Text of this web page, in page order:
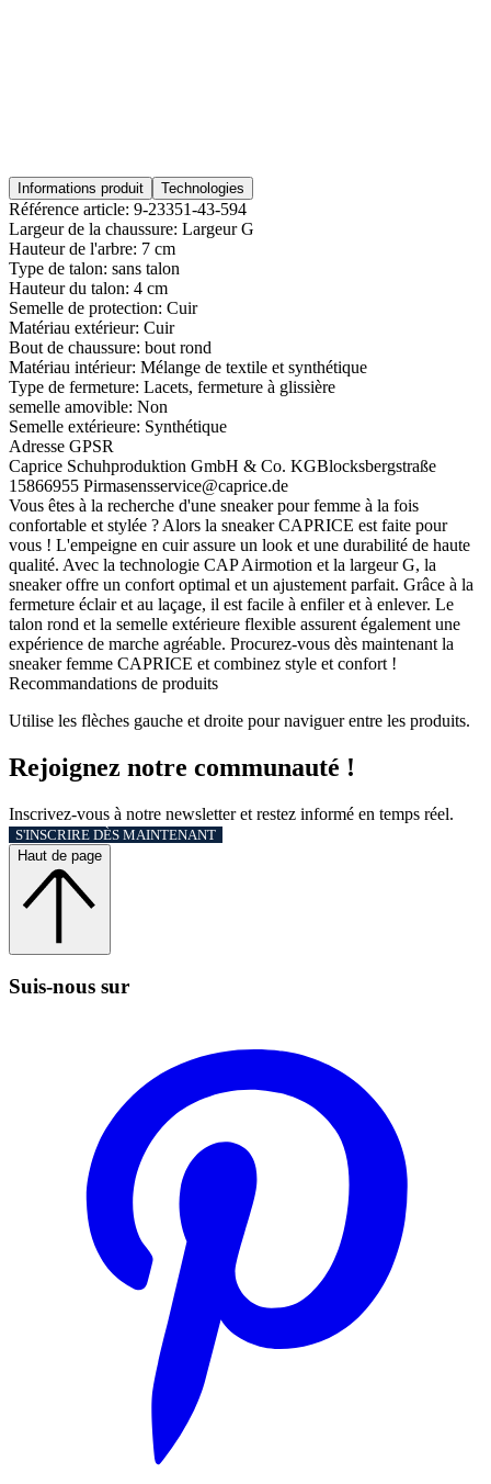
Informations produit Technologies
Référence article: 9-23351-43-594
Largeur de la chaussure: Largeur G
Hauteur de l'arbre: 7 cm
Type de talon: sans talon
Hauteur du talon: 4 cm
Semelle de protection: Cuir
Matériau extérieur: Cuir
Bout de chaussure: bout rond
Matériau intérieur: Mélange de textile et synthétique
Type de fermeture: Lacets, fermeture à glissière
semelle amovible: Non
Semelle extérieure: Synthétique
Adresse GPSR
Caprice Schuhproduktion GmbH & Co. KGBlocksbergstraße
15866955 Pirmasensservice@caprice.de
Vous êtes à la recherche d'une sneaker pour femme à la fois
confortable et stylée ? Alors la sneaker CAPRICE est faite pour
vous ! L'empeigne en cuir assure un look et une durabilité de haute
qualité. Avec la technologie CAP Airmotion et la largeur G, la
sneaker offre un confort optimal et un ajustement parfait. Grâce à la
fermeture éclair et au laçage, il est facile à enfiler et à enlever. Le
talon rond et la semelle extérieure flexible assurent également une
expérience de marche agréable. Procurez-vous dès maintenant la
sneaker femme CAPRICE et combinez style et confort !
Recommandations de produits
Utilise les flèches gauche et droite pour naviguer entre les produits.
Rejoignez notre communauté !
Inscrivez-vous à notre newsletter et restez informé en temps réel.
S'INSCRIRE DÈS MAINTENANT
Haut de page
Suis‑nous sur